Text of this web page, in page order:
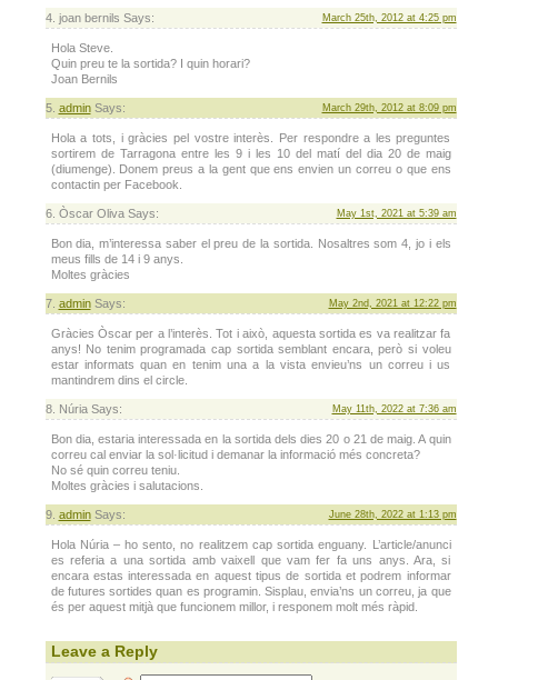
joan bernils Says: March 25th, 2012 at 4:25 pm
Hola Steve.
Quin preu te la sortida? I quin horari?
Joan Bernils
adminSays: March 29th, 2012 at 8:09 pm
Hola a tots, i gràcies pel vostre interès. Per respondre a les preguntes
sortirem de Tarragona entre les 9 i les 10 del matí del dia 20 de maig
(diumenge). Donem preus a la gent que ens envien un correu o que ens
contactin per Facebook.
Òscar Oliva Says: May 1st, 2021 at 5:39 am
Bon dia, m’interessa saber el preu de la sortida. Nosaltres som 4, jo i els
meus fills de 14 i 9 anys.
Moltes gràcies
adminSays: May 2nd, 2021 at 12:22 pm
Gràcies Òscar per a l’interès. Tot i això, aquesta sortida es va realitzar fa
anys! No tenim programada cap sortida semblant encara, però si voleu
estar informats quan en tenim una a la vista envieu’ns un correu i us
mantindrem dins el circle.
Núria Says: May 11th, 2022 at 7:36 am
Bon dia, estaria interessada en la sortida dels dies 20 o 21 de maig. A quin
correu cal enviar la sol·licitud i demanar la informació més concreta?
No sé quin correu teniu.
Moltes gràcies i salutacions.
adminSays: June 28th, 2022 at 1:13 pm
Hola Núria – ho sento, no realitzem cap sortida enguany. L’article/anunci
es referia a una sortida amb vaixell que vam fer fa uns anys. Ara, si
encara estas interessada en aquest tipus de sortida et podrem informar
de futures sortides quan es programin. Sisplau, envia’ns un correu, ja que
és per aquest mitjà que funcionem millor, i responem molt més ràpid.
Leave a Reply